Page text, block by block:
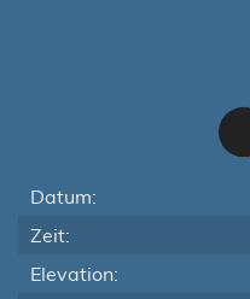
Datum:
Zeit:
Elevation: